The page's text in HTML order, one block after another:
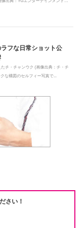
フな日常ショット公
チ・チャンウク (画像出典：チ・チ
な構図のセルフィー写真で...
さい！